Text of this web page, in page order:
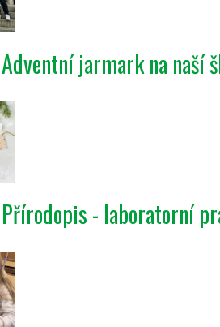
Adventní jarmark na naší
Přírodopis - laboratorní